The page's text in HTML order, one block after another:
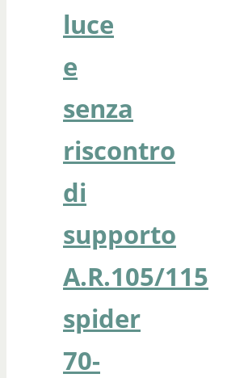
luce
e
senza
riscontro
di
supporto
A.R.105/115
spider
70-